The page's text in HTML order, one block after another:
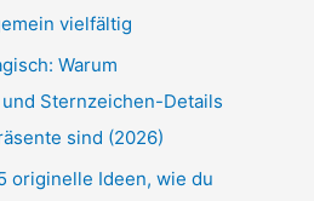
vielfältig
Warum
Sternzeichen-Details
sind (2026)
originelle Ideen, wie du